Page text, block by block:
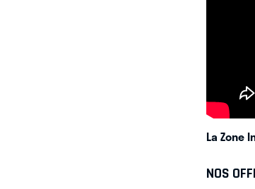
La Zone
NOS